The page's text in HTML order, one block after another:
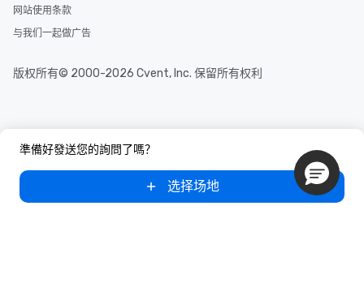
準備好發送您的詢問了嗎？
选择场地
网站使用条款
与我们一起做广告
版权所有© 2000-2026 Cvent, Inc. 保留所有权利